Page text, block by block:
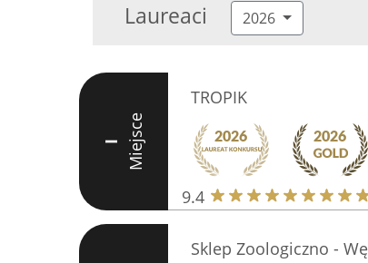
Laureaci 2026
I Miejsce
TROPIK
9.4
Sklep Zoologiczno -